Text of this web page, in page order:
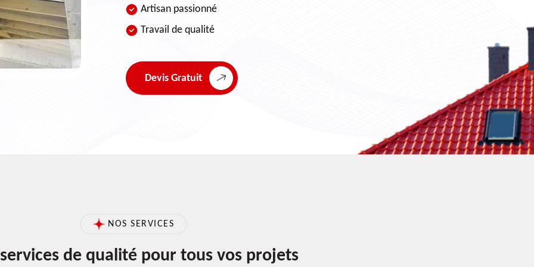
Artisan passionné
Travail de qualité
Devis Gratuit
NOS SERVICES
de qualité pour tous vos projets